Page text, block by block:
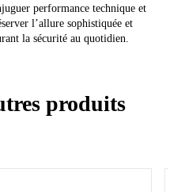
performance technique et
l’allure sophistiquée et
la sécurité au quotidien.
produits